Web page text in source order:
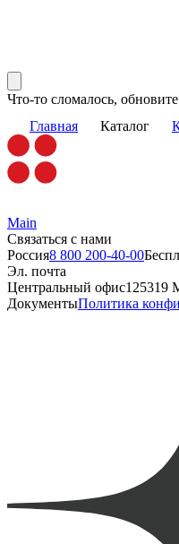
Что-то сломалось,
Главная Каталог
Main
Связаться с нами
Россия8 800 200-40-00
Эл. почта
Центральный офис125319
ДокументыПолитика